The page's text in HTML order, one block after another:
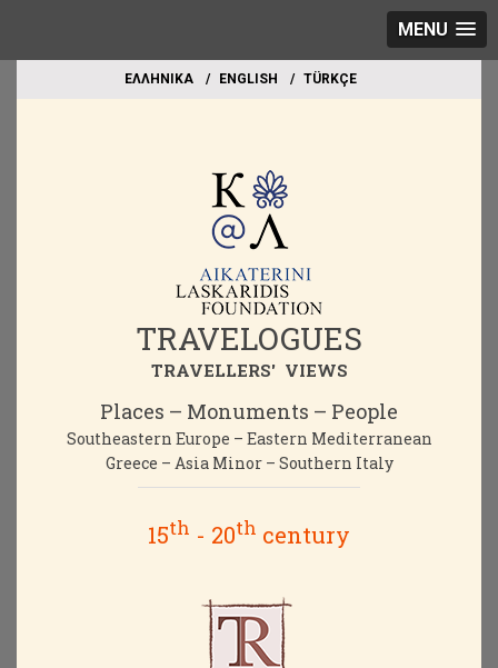
MENU
EΛΛΗΝΙΚΑ ΕΝGLISH TÜRKÇE
TRAVELOGUES
TRAVELLERS' VIEWS
Places – Monuments – People
Southeastern Europe – Eastern Mediterranean
Greece – Asia Minor – Southern Italy
15th - 20th century